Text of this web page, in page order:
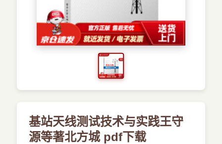
预订书籍
基站天线测试技术与实践王守
源等著北方城 pdf下载